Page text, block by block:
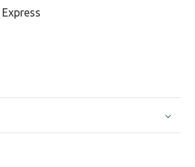
Express